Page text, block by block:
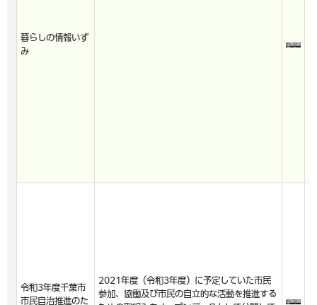
暮らしの情報いず
み
令和3年度千葉市
市民自治推進のた
2021年度（令和3年度）に予定していた市民
参加、協働及び市民の自立的な活動を推進する